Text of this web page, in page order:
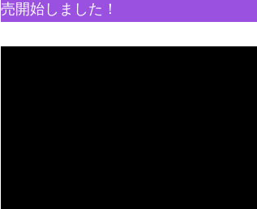
売開始しました！